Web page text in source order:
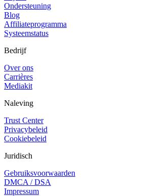
Ondersteuning
Blog
Affiliateprogramma
Systeemstatus
Bedrijf
Over ons
Carrières
Mediakit
Naleving
Trust Center
Privacybeleid
Cookiebeleid
Juridisch
Gebruiksvoorwaarden
DMCA / DSA
Impressum